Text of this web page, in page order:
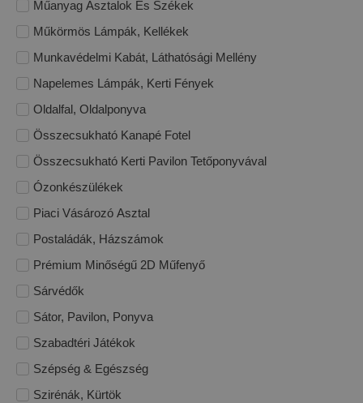
Műanyag Asztalok És Székek
Műkörmös Lámpák, Kellékek
Munkavédelmi Kabát, Láthatósági Mellény
Napelemes Lámpák, Kerti Fények
Oldalfal, Oldalponyva
Összecsukható Kanapé Fotel
Összecsukható Kerti Pavilon Tetőponyvával
Ózonkészülékek
Piaci Vásározó Asztal
Postaládák, Házszámok
Prémium Minőségű 2D Műfenyő
Sárvédők
Sátor, Pavilon, Ponyva
Szabadtéri Játékok
Szépség & Egészség
Szirénák, Kürtök